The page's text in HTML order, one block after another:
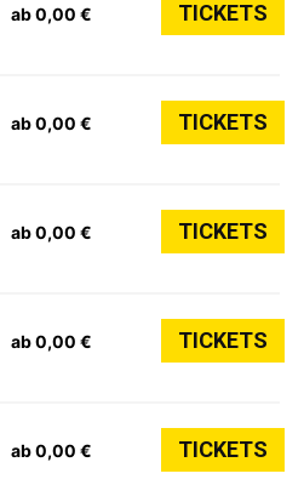
ab 0,00 € TICKETS
ab 0,00 € TICKETS
ab 0,00 € TICKETS
ab 0,00 € TICKETS
ab 0,00 € TICKETS